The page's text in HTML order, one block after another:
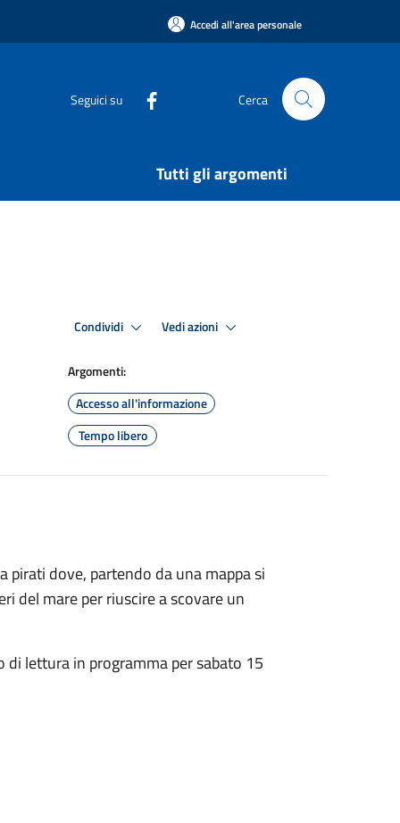
Accedi all'area personale
Seguici su Cerca
Tutti gli argomenti
Condividi Vedi azioni
Argomenti:
Accesso all'informazione
Tempo libero
dove, partendo da una mappa si
del mare per riuscire a scovare un
lettura in programma per sabato 15